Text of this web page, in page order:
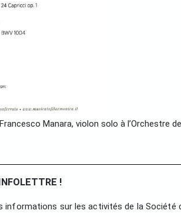
Manara, violon solo à l’Orchestre
!
informations sur les activités de la Société